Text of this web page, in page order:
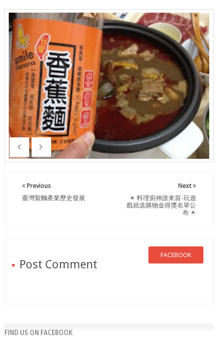
Next
☀ 料理廚神誰來當-玩遊
戲就送購物金得獎名單公
布 ☀
Previous
臺灣製麵產業歷史發展
Post Comment
FACEBOOK
FIND US ON FACEBOOK